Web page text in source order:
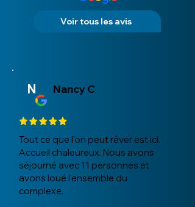
Voir tous les avis
N Nancy C
Tout ce que l'on peut rêver est ici.
Accueil chaleureux. Nous avons
séjourné avec 11 personnes et
avons loué l’ensemble du
complexe.